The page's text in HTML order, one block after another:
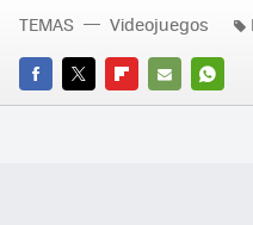
FACEBOOK
TWITTERFLIPBOARD
E-
TEMAS Videojuegos